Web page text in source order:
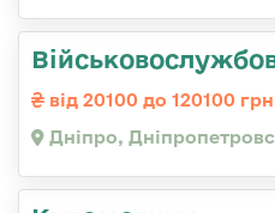
від 20100 до 120100 грн
Дніпро,